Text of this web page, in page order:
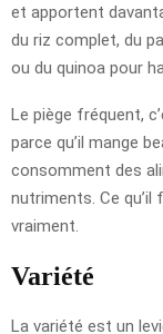
et apportent
du riz complet, du
ou du quinoa pour
Le piège fréquent,
parce qu’il mange
consomment des
nutriments. Ce qu’il
vraiment.
Variété
La variété est un